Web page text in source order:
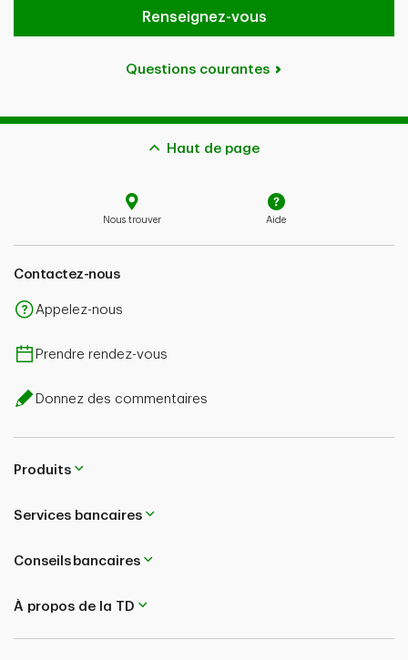
Renseignez-vous
Questions courantes
Haut de page
Nous trouver Aide
Contactez-nous
Appelez-nous
Prendre rendez-vous
Donnez des commentaires
Produits
Services bancaires
Conseils bancaires
À propos de la TD